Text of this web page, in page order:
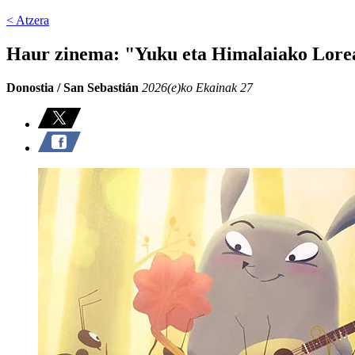
< Atzera
Haur zinema: "Yuku eta Himalaiako
Donostia / San Sebastián 2026(e)ko Ekainak 27